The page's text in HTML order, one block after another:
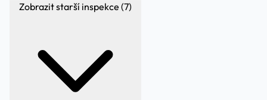
Zobrazit starší inspekce (7)